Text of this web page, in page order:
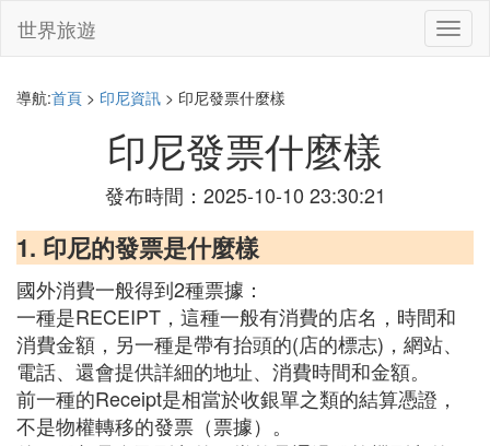
切
換
世界旅遊
導航:首頁 > 印尼資訊 > 印尼發票什麼樣
印尼發票什麼樣
發布時間：2025-10-10 23:30:21
1. 印尼的發票是什麼樣
國外消費一般得到2種票據：
一種是RECEIPT，這種一般有消費的店名，時間和
消費金額，另一種是帶有抬頭的(店的標志)，網站、
電話、還會提供詳細的地址、消費時間和金額。
前一種的Receipt是相當於收銀單之類的結算憑證，
不是物權轉移的發票（票據）。